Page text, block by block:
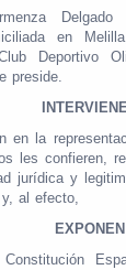
en
Club Deportivo
preside.
en la
les confieren,
jurídica y
al efecto,
EXPONEN